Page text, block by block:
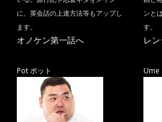
に、英会話の上達方法等もアップし
ます。
オノケン第一話へ
ンと
す。
レ
Pot ポット Ume